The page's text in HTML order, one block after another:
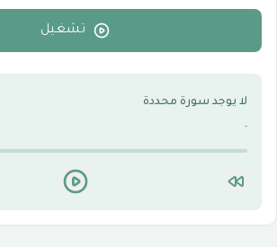
الأقسام التقنية للكمبيوتر والنترنت
تشغيل
لا يوجد سورة محددة
-